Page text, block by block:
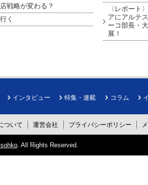
戦略が変わる？
く
〈レポート
アにアルテ
ーコ部長・
展！
インタビュー 特集・連載 コラム
ついて 運営会社 プライバシーポリシー
. All Rights Reserved.